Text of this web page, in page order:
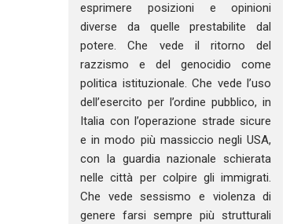
esprimere posizioni e opinioni
diverse da quelle prestabilite dal
potere. Che vede il ritorno del
razzismo e del genocidio come
politica istituzionale. Che vede l’uso
dell’esercito per l’ordine pubblico, in
Italia con l’operazione strade sicure
e in modo più massiccio negli USA,
con la guardia nazionale schierata
nelle città per colpire gli immigrati.
Che vede sessismo e violenza di
genere farsi sempre più strutturali